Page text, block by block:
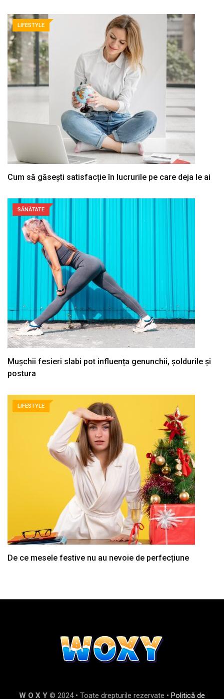
LIFESTYLE
Cum să găsești satisfacție în lucrurile pe care deja le ai
SĂNĂTATE
Mușchii fesieri slabi pot influența genunchii, șoldurile și
postura
LIFESTYLE
De ce mesele festive nu au nevoie de perfecțiune
W O X Y © 2024 • Toate drepturile rezervate • Politică de